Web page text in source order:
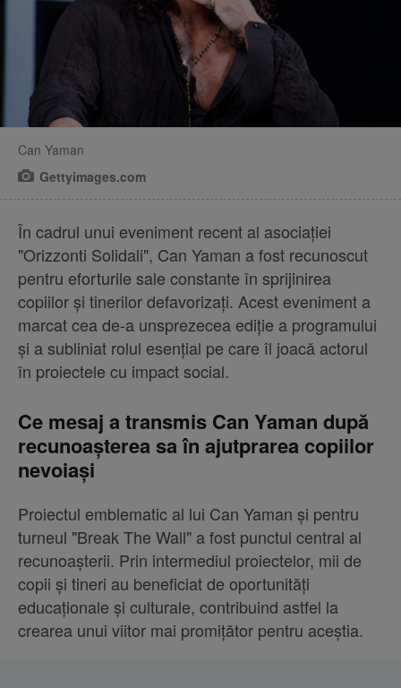
Can Yaman
Gettyimages.com
În cadrul unui eveniment recent al asociației
"Orizzonti Solidali", Can Yaman a fost recunoscut
pentru eforturile sale constante în sprijinirea
copiilor și tinerilor defavorizați. Acest eveniment a
marcat cea de-a unsprezecea ediție a programului
și a subliniat rolul esențial pe care îl joacă actorul
în proiectele cu impact social.
Ce mesaj a transmis Can Yaman după
recunoașterea sa în ajutprarea copiilor
nevoiași
Proiectul emblematic al lui Can Yaman și pentru
turneul "Break The Wall" a fost punctul central al
recunoașterii. Prin intermediul proiectelor, mii de
copii și tineri au beneficiat de oportunități
educaționale și culturale, contribuind astfel la
crearea unui viitor mai promițător pentru aceștia.